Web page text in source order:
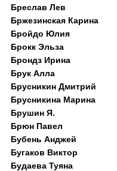
Бреслав Лев
Бржезинская Карина
Бройдо Юлия
Брокк Эльза
Брондз Ирина
Брук Алла
Брусникин Дмитрий
Брусникина Марина
Брушин Я.
Брюн Павел
Бубень Анджей
Бугаков Виктор
Будаева Туяна